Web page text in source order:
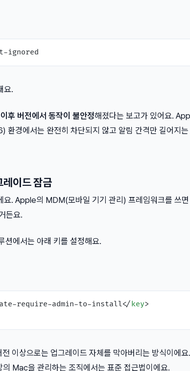
요.
버전에서 동작이 불안정해졌다는 보고가 있어요.
환경에서는 완전히 차단되지 않고 알림 간격만 길어지
이드 잠금
요. Apple의 MDM(모바일 기기 관리) 프레임워크를 쓰
든요.
에서는 아래 키를 설정해요.
require-admin-to-install</key>
이상으로는 업그레이드 자체를 막아버리는 방식이에
Mac을 관리하는 조직에서는 표준 접근법이에요.